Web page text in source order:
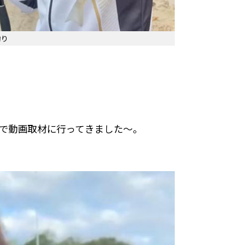
画取材に行ってきました～。